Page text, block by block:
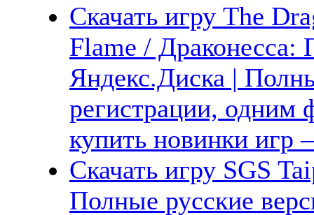
Скачать игру The
Flame / Драконесса:
Яндекс.Диска |
регистрации, одним
купить новинки
Скачать игру SGS
Полные русские